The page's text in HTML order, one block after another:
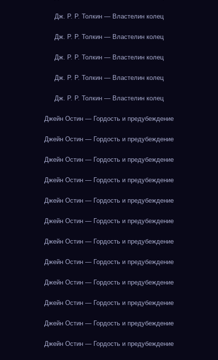
Дж. Р. Р. Толкин — Властелин колец
Дж. Р. Р. Толкин — Властелин колец
Дж. Р. Р. Толкин — Властелин колец
Дж. Р. Р. Толкин — Властелин колец
Дж. Р. Р. Толкин — Властелин колец
Джейн Остин — Гордость и предубеждение
Джейн Остин — Гордость и предубеждение
Джейн Остин — Гордость и предубеждение
Джейн Остин — Гордость и предубеждение
Джейн Остин — Гордость и предубеждение
Джейн Остин — Гордость и предубеждение
Джейн Остин — Гордость и предубеждение
Джейн Остин — Гордость и предубеждение
Джейн Остин — Гордость и предубеждение
Джейн Остин — Гордость и предубеждение
Джейн Остин — Гордость и предубеждение
Джейн Остин — Гордость и предубеждение